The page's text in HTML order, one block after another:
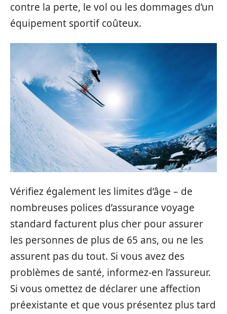
contre la perte, le vol ou les dommages d’un
équipement sportif coûteux.
Vérifiez également les limites d’âge – de
nombreuses polices d’assurance voyage
standard facturent plus cher pour assurer
les personnes de plus de 65 ans, ou ne les
assurent pas du tout. Si vous avez des
problèmes de santé, informez-en l’assureur.
Si vous omettez de déclarer une affection
préexistante et que vous présentez plus tard